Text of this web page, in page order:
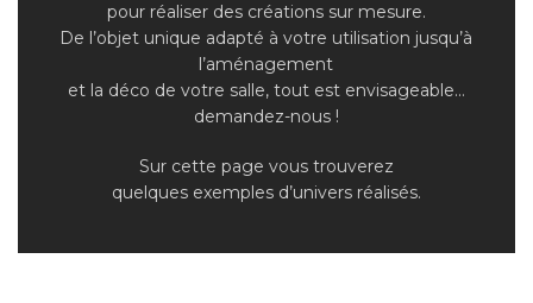
pour réaliser des créations sur mesure.
De l’objet unique adapté à votre utilisation jusqu’à
l’aménagement
et la déco de votre salle, tout est envisageable…
demandez-nous !
Sur cette page vous trouverez
quelques exemples d’univers réalisés.